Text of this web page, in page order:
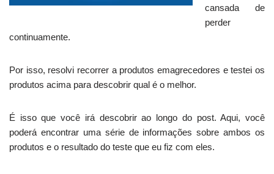
cansada de
perder
continuamente.
Por isso, resolvi recorrer a produtos emagrecedores e testei os
produtos acima para descobrir qual é o melhor.
É isso que você irá descobrir ao longo do post. Aqui, você
poderá encontrar uma série de informações sobre ambos os
produtos e o resultado do teste que eu fiz com eles.